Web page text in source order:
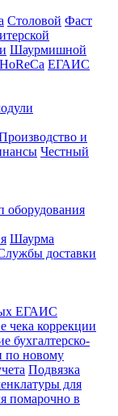
Столовой Фаст
Шаурмишной
HoReCa ЕГАИС
и
Честный
оборудования
Шаурма
доставки
ЕГАИС
чека коррекции
бухгалтерско-
по новому
Подвязка
для
помарочно в